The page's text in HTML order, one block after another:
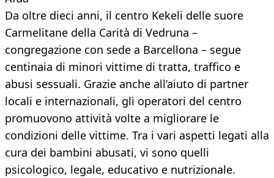
Da oltre dieci anni, il centro Kekeli delle suore
Carmelitane della Carità di Vedruna –
congregazione con sede a Barcellona – segue
centinaia di minori vittime di tratta, traffico e
abusi sessuali. Grazie anche all’aiuto di partner
locali e internazionali, gli operatori del centro
promuovono attività volte a migliorare le
condizioni delle vittime. Tra i vari aspetti legati alla
cura dei bambini abusati, vi sono quelli
psicologico, legale, educativo e nutrizionale.